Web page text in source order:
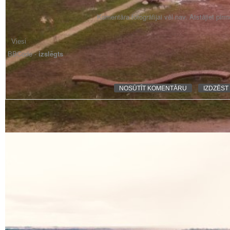
Komentāra fotogrāfijai vēl nav. Atstājiet
BBCode -izslēgts